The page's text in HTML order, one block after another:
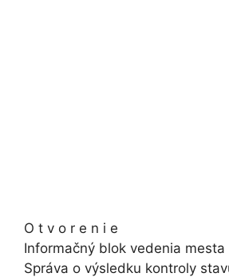
O t v o r e n i e
Informačný blok vedenia mesta
Správa o výsledku kontroly